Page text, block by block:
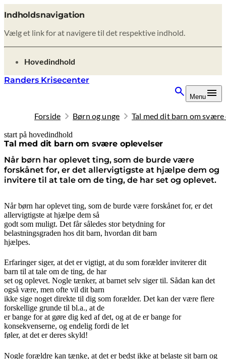
Indholdsnavigation
Vælg et link for at navigere til det respektive indhold.
gå til
Hovedindhold
Randers Krisecenter
Menu
Forside Børn og unge Tal med dit barn om
start på hovedindhold
Tal med dit barn om svære oplevelser
Når børn har oplevet ting, som de burde være
forskånet for, er det allervigtigste at hjælpe dem og
invitere til at tale om de ting, de har set og oplevet.
senest opdateret 10. februar 2026
Når børn har oplevet ting, som de burde være forskånet for, er det
allervigtigste at hjælpe dem så
godt som muligt. Det får således stor betydning for
belastningsgraden hos dit barn, hvordan dit barn
hjælpes.
Erfaringer siger, at det er vigtigt, at du som forælder inviterer dit
barn til at tale om de ting, de har
set og oplevet. Nogle tænker, at barnet selv siger til. Sådan kan det
også være, men ofte vil dit barn
ikke sige noget direkte til dig som forælder. Det kan der være flere
forskellige grunde til bl.a., at de
er bange for at gøre dig ked af det, og at de er bange for
konsekvenserne, og endelig fordi de let
føler, at det er deres skyld!
Nogle forældre kan tænke, at det er bedst ikke at belaste sit barn og